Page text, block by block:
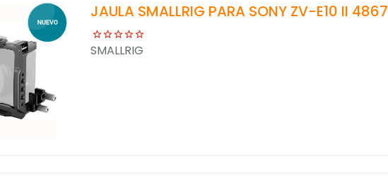
JAULA SMALLRIG PARA SONY ZV-E10 II 4867
SMALLRIG